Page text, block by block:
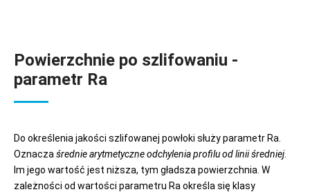
Powierzchnie po szlifowaniu -
parametr Ra
Do określenia jakości szlifowanej powłoki służy parametr Ra.
Oznacza średnie arytmetyczne odchylenia profilu od linii średniej
Im jego wartość jest niższa, tym gładsza powierzchnia. W
zależności od wartości parametru Ra określa się klasy